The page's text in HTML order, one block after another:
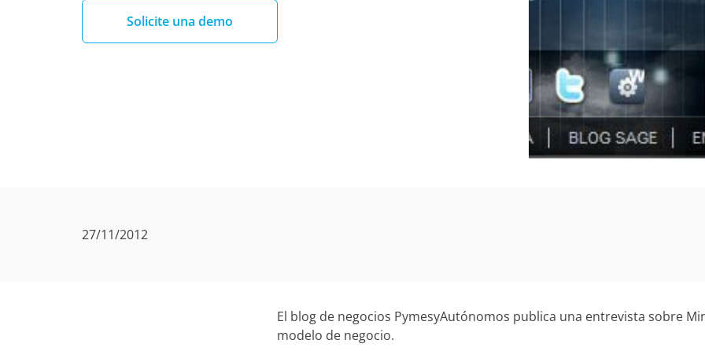
Solicite una demo
27/11/2012
El blog de negocios PymesyAutónomos publica una entrevista sobre
modelo de negocio.